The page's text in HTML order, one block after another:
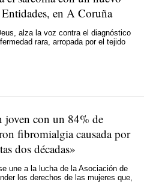
en A Coruña
alza la voz contra el diagnóstico
rara, arropada por el tejido
joven con un 84% de
fibromialgia causada por
dos décadas»
une a la lucha de la Asociación de
los derechos de las mujeres que,